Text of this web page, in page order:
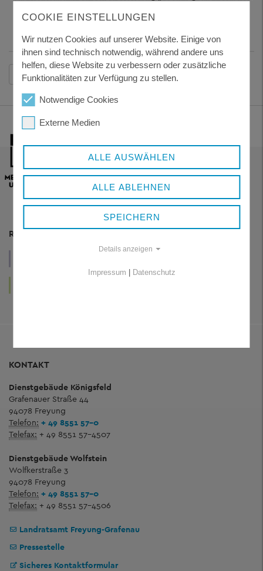
Zurück
RESSORTS
WIRTSCHAFT
KONTAKT
Dienstgebäude Königsfeld
Grafenauer Straße 44
94078 Freyung
Telefon: + 49 8551 57-0
Telefax: + 49 8551 57-4507
Dienstgebäude Wolfstein
Wolfkerstraße 3
94078 Freyung
Telefon: + 49 8551 57-0
Telefax: + 49 8551 57-4506
Landratsamt Freyung-Grafenau
Pressestelle
Sicheres Kontaktformular
COOKIE EINSTELLUNGEN
Wir nutzen Cookies auf unserer Website. Einige von
ihnen sind technisch notwendig, während andere uns
helfen, diese Website zu verbessern oder zusätzliche
Funktionalitäten zur Verfügung zu stellen.
Notwendige Cookies
Externe Medien
ALLE AUSWÄHLEN
ALLE ABLEHNEN
SPEICHERN
Details anzeigen
Impressum Datenschutz